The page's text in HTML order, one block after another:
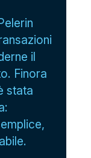
il
Finora
stata